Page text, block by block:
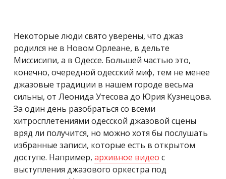
Некоторые люди свято уверены, что джаз
родился не в Новом Орлеане, в дельте
Миссисипи, а в Одессе. Большей частью это,
конечно, очередной одесский миф, тем не менее
джазовые традиции в нашем городе весьма
сильны, от Леонида Утесова до Юрия Кузнецова.
За один день разобраться со всеми
хитросплетениями одесской джазовой сцены
вряд ли получится, но можно хотя бы послушать
избранные записи, которые есть в открытом
доступе. Например, архивное видео с
выступления джазового оркестра под